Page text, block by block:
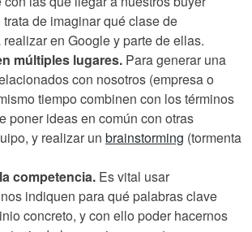
de imaginar qué clase de
en Google y parte de ellas.
múltiples lugares. Para generar una
con nosotros (empresa o
tiempo combinen con los términos
poner ideas en común con otras
y realizar un brainstorming (tormenta
competencia. Es vital usar
indiquen para qué palabras clave
concreto, y con ello poder hacernos